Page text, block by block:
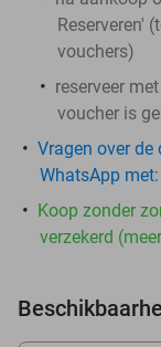
Reserveren'
vouchers)
reserveer
voucher is
Vragen over
WhatsApp
Koop zonder
verzekerd